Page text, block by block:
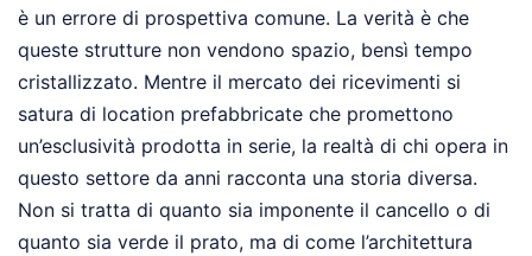
è un errore di prospettiva comune. La verità è che
queste strutture non vendono spazio, bensì tempo
cristallizzato. Mentre il mercato dei ricevimenti si
satura di location prefabbricate che promettono
un’esclusività prodotta in serie, la realtà di chi opera in
questo settore da anni racconta una storia diversa.
Non si tratta di quanto sia imponente il cancello o di
quanto sia verde il prato, ma di come l’architettura